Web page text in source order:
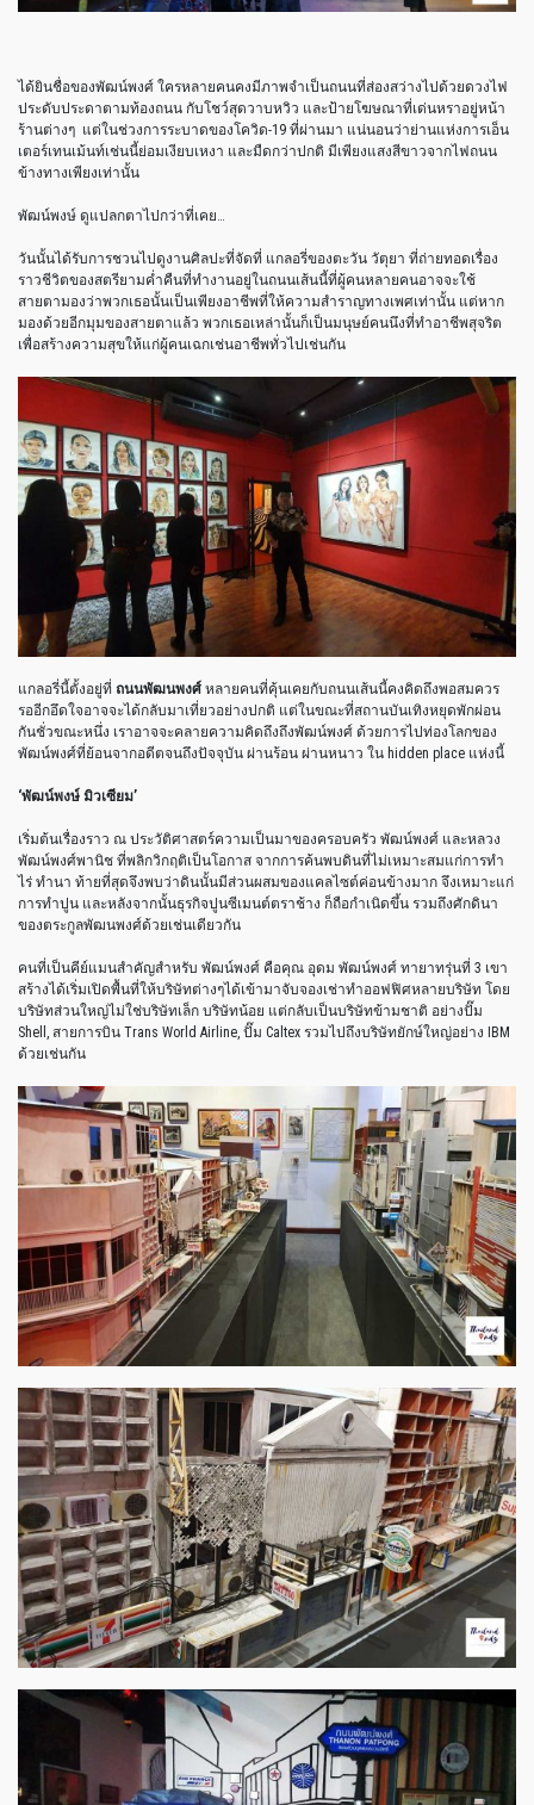
ได้ยินชื่อของพัฒน์พงศ์ ใครหลายคนคงมีภาพจำเป็นถนนที่ส่องสว่างไปด้วยดวงไฟ
ประดับประดาตามท้องถนน กับโชว์สุดวาบหวิว และป้ายโฆษณาที่เด่นหราอยู่หน้า
ร้านต่างๆ แต่ในช่วงการระบาดของโควิด-19 ที่ผ่านมา แน่นอนว่าย่านแห่งการเอ็น
เตอร์เทนเม้นท์เช่นนี้ย่อมเงียบเหงา และมืดกว่าปกติ มีเพียงแสงสีขาวจากไฟถนน
ข้างทางเพียงเท่านั้น
พัฒน์พงษ์ ดูแปลกตาไปกว่าที่เคย
วันนั้นได้รับการชวนไปดูงานศิลปะที่จัดที่ แกลอรี่ของตะวัน วัตุยา ที่ถ่ายทอดเรื่อง
ราวชีวิตของสตรียามค่ำคืนที่ทำงานอยู่ในถนนเส้นนี้ที่ผู้คนหลายคนอาจจะใช้
สายตามองว่าพวกเธอนั้นเป็นเพียงอาชีพที่ให้ความสำราญทางเพศเท่านั้น แต่หาก
มองด้วยอีกมุมของสายตาแล้ว พวกเธอเหล่านั้นก็เป็นมนุษย์คนนึงที่ทำอาชีพสุจริต
เพื่อสร้างความสุขให้แก่ผู้คนเฉกเช่นอาชีพทั่วไปเช่นกัน
แกลอรี่นี้ตั้งอยู่ที่ ถนนพัฒนพงศ์​ หลายคนที่คุ้นเคยกับถนนเส้นนี้คงคิดถึงพอสมควร
รออีกอึดใจอาจจะได้กลับมาเที่ยวอย่างปกติ แต่ในขณะที่สถานบันเทิงหยุดพักผ่อน
กันชั่วขณะหนึ่ง เราอาจจะคลายความคิดถึงถึงพัฒน์พงศ์ ด้วยการไปท่องโลกของ
พัฒน์พงศ์ที่ย้อนจากอดีตจนถึงปัจจุบัน ผ่านร้อน ผ่านหนาว ใน hidden place แห่งนี้
‘พัฒน์พงษ์ มิวเซียม’
เริ่มต้นเรื่องราว ณ ประวัติศาสตร์ความเป็นมาของครอบครัว พัฒน์พงศ์ และหลวง
พัฒน์พงศ์พานิช ที่พลิกวิกฤติเป็นโอกาส จากการค้นพบดินที่ไม่เหมาะสมแก่การทำ
ไร่ ทำนา ท้ายที่สุดจึงพบว่าดินนั้นมีส่วนผสมของแคลไซต์ค่อนข้างมาก จึงเหมาะแก่
การทำปูน และหลังจากนั้นธุรกิจปูนซีเมนต์ตราช้าง ก็ถือกำเนิดขึ้น รวมถึงศักดินา
ของตระกูลพัฒนพงศ์ด้วยเช่นเดียวกัน
คนที่เป็นคีย์แมนสำคัญสำหรับ พัฒน์พงศ์ คือคุณ อุดม พัฒน์พงศ์ ทายาทรุ่นที่ 3 เขา
สร้างได้เริ่มเปิดพื้นที่ให้บริษัทต่างๆได้เข้ามาจับจองเช่าทำออฟฟิศหลายบริษัท โดย
บริษัทส่วนใหญ่ไม่ใช่บริษัทเล็ก บริษัทน้อย แต่กลับเป็นบริษัทข้ามชาติ อย่างปั๊ม
Shell, สายการบิน Trans World Airline, ปั๊ม Caltex รวมไปถึงบริษัทยักษ์ใหญ่อย่าง IBM
ด้วยเช่นกัน